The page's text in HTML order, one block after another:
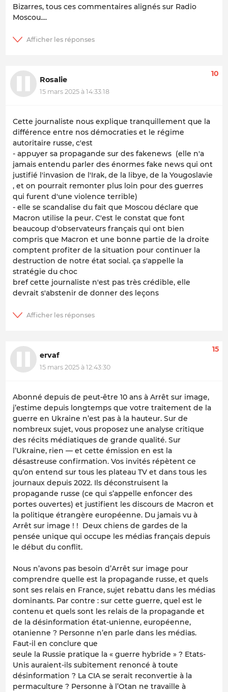
Bizarres, tous ces commentaires alignés sur Radio
Moscou....
Rosalie
15 mars 2025 à 14:33:18
10
Cette journaliste nous explique tranquillement que la
différence entre nos démocraties et le régime
autoritaire russe, c'est
- appuyer sa propagande sur des fakenews (elle n'a
jamais entendu parler des énormes fake news qui ont
justifié l'invasion de l'Irak, de la libye, de la Yougoslavie
, et on pourrait remonter plus loin pour des guerres
qui furent d'une violence terrible)
- elle se scandalise du fait que Moscou déclare que
Macron utilise la peur. C'est le constat que font
beaucoup d'observateurs français qui ont bien
compris que Macron et une bonne partie de la droite
comptent profiter de la situation pour continuer la
destruction de notre état social. ça s'appelle la
stratégie du choc
bref cette journaliste n'est pas très crédible, elle
devrait s'abstenir de donner des leçons
ervaf
15 mars 2025 à 12:43:30
15
Abonné depuis de peut-être 10 ans à Arrêt sur image,
j’estime depuis longtemps que votre traitement de la
guerre en Ukraine n’est pas à la hauteur. Sur de
nombreux sujet, vous proposez une analyse critique
des récits médiatiques de grande qualité. Sur
l’Ukraine, rien — et cette émission en est la
désastreuse confirmation. Vos invités répètent ce
qu’on entend sur tous les plateau TV et dans tous les
journaux depuis 2022. Ils déconstruisent la
propagande russe (ce qui s’appelle enfoncer des
portes ouvertes) et justifient les discours de Macron et
la politique étrangère européenne. Du jamais vu à
Arrêt sur image ! ! Deux chiens de gardes de la
pensée unique qui occupe les médias français depuis
le début du conflit.
Nous n’avons pas besoin d’Arrêt sur image pour
comprendre quelle est la propagande russe, et quels
sont ses relais en France, sujet rebattu dans les médias
dominants. Par contre : sur cette guerre, quel est le
contenu et quels sont les relais de la propagande et
de la désinformation état-unienne, européenne,
otanienne ? Personne n’en parle dans les médias.
Faut-il en conclure que
seule la Russie pratique la « guerre hybride » ? Etats-
Unis auraient-ils subitement renoncé à toute
désinformation ? La CIA se serait reconvertie à la
permaculture ? Personne à l’Otan ne travaille à